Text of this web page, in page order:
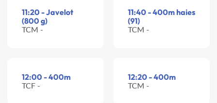
11:20 - Javelot
(800 g)
TCM -
11:40 - 400m haies
(91)
TCM -
12:00 - 400m
TCF -
12:20 - 400m
TCM -